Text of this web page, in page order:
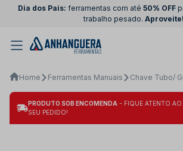
Dia dos Pais: ferramentas com até 50% OFF
trabalho pesado. Aproveite!
Home Ferramentas Manuais Chave Tubo/
PRODUTO SOB ENCOMENDA - FIQUE ATENTO
SEU PEDIDO!